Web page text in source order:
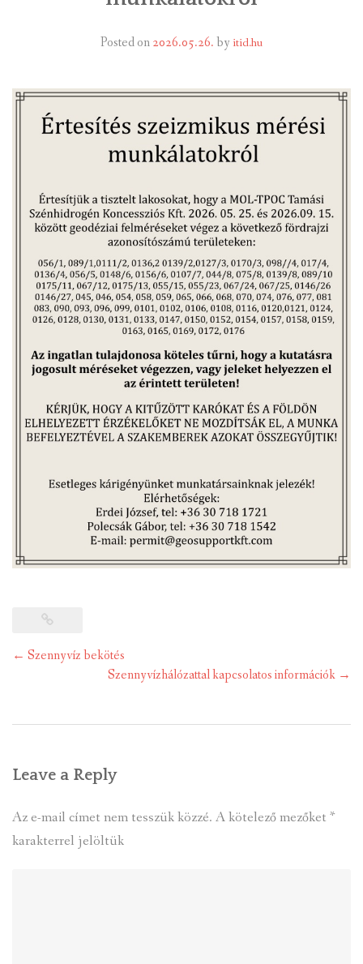
INTÉZMÉNYEK
GALÉRIA
VÁLASZTÁS 2026
TELEPÜLÉSIKÉPVISELŐI VAGYONNYILATKOZATOK – 2026.
ROMA NEMZETISÉGI ÖNKORMÁNYZATI KÉPVISELŐK
VAGYONNYILATKOZATA – 2026. ÉV
Posted on2026.05.26.by itid.hu
Post
← Szennyvíz bekötés
Szennyvízhálózattal kapcsolatos információk →
Leave a Reply
Az e-mail címet nem tesszük közzé. A kötelező mezőket *
karakterrel jelöltük